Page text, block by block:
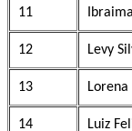
11
12 Levy
13
14 Luiz